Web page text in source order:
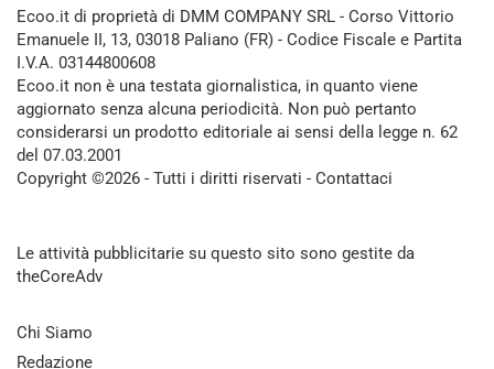
Ecoo.it di proprietà di DMM COMPANY SRL - Corso Vittorio
Emanuele II, 13, 03018 Paliano (FR) - Codice Fiscale e Partita
I.V.A. 03144800608
Ecoo.it non è una testata giornalistica, in quanto viene
aggiornato senza alcuna periodicità. Non può pertanto
considerarsi un prodotto editoriale ai sensi della legge n. 62
del 07.03.2001
Copyright ©2026 - Tutti i diritti riservati - Contattaci
Le attività pubblicitarie su questo sito sono gestite da
theCoreAdv
Chi Siamo
Redazione